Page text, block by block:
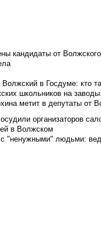
кандидаты от
Волжский в Госдуме: кто
школьников на
метит в депутаты от
организаторов
в Волжском
с "ненужными" людьми: